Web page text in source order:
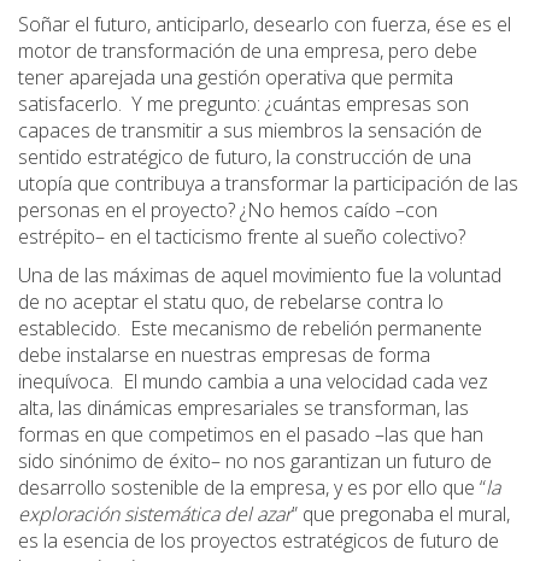
Soñar el futuro, anticiparlo, desearlo con fuerza, ése es el
motor de transformación de una empresa, pero debe
tener aparejada una gestión operativa que permita
satisfacerlo. Y me pregunto: ¿cuántas empresas son
capaces de transmitir a sus miembros la sensación de
sentido estratégico de futuro, la construcción de una
utopía que contribuya a transformar la participación de las
personas en el proyecto? ¿No hemos caído –con
estrépito– en el tacticismo frente al sueño colectivo?
Una de las máximas de aquel movimiento fue la voluntad
de no aceptar el statu quo, de rebelarse contra lo
establecido. Este mecanismo de rebelión permanente
debe instalarse en nuestras empresas de forma
inequívoca. El mundo cambia a una velocidad cada vez
alta, las dinámicas empresariales se transforman, las
formas en que competimos en el pasado –las que han
sido sinónimo de éxito– no nos garantizan un futuro de
desarrollo sostenible de la empresa, y es por ello que “la
exploración sistemática del azar” que pregonaba el mural,
es la esencia de los proyectos estratégicos de futuro de